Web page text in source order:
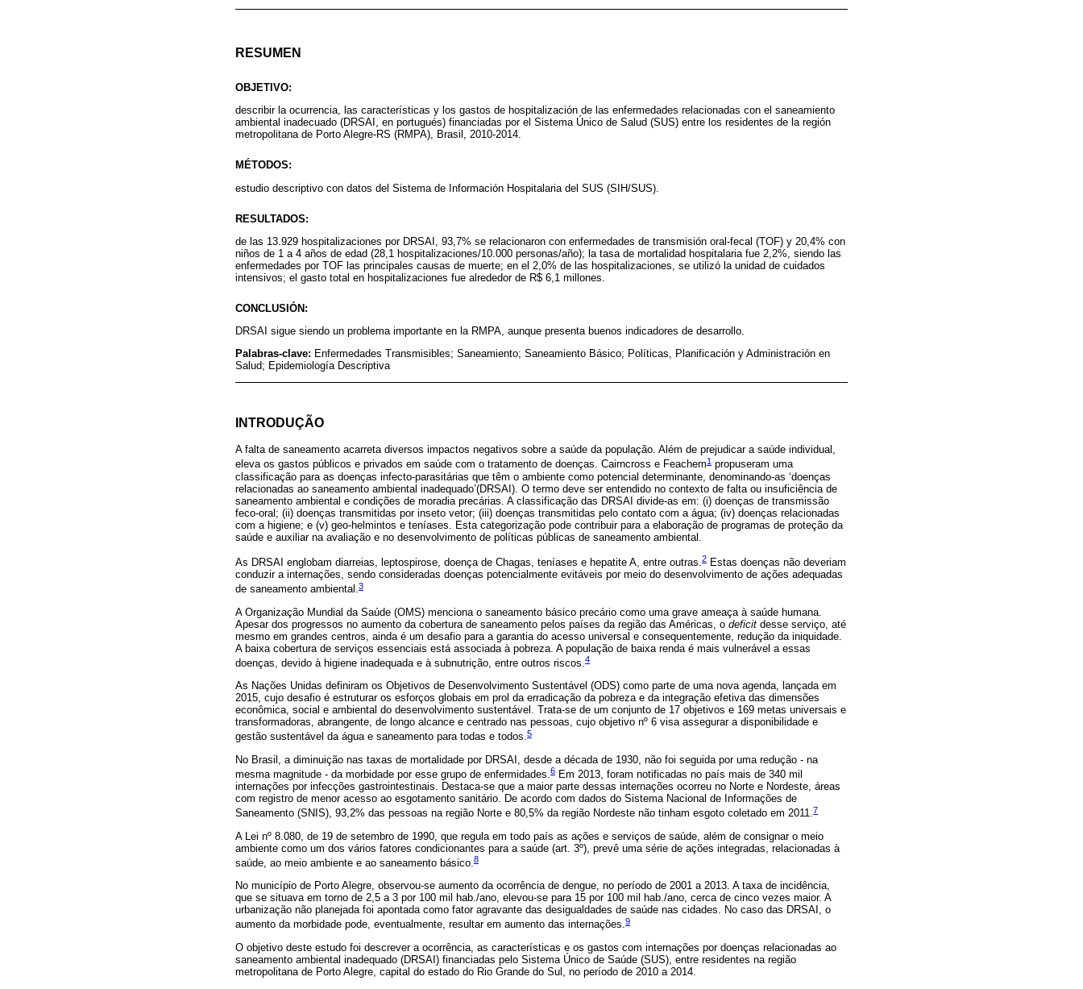
RESUMEN
OBJETIVO:
describir la ocurrencia, las características y los gastos de hospitalización de las enfermedades relacionadas con el saneamiento
ambiental inadecuado (DRSAI, en portugués) financiadas por el Sistema Único de Salud (SUS) entre los residentes de la región
metropolitana de Porto Alegre-RS (RMPA), Brasil, 2010-2014.
MÉTODOS:
estudio descriptivo con datos del Sistema de Información Hospitalaria del SUS (SIH/SUS).
RESULTADOS:
de las 13.929 hospitalizaciones por DRSAI, 93,7% se relacionaron con enfermedades de transmisión oral-fecal (TOF) y 20,4% con
niños de 1 a 4 años de edad (28,1 hospitalizaciones/10.000 personas/año); la tasa de mortalidad hospitalaria fue 2,2%, siendo las
enfermedades por TOF las principales causas de muerte; en el 2,0% de las hospitalizaciones, se utilizó la unidad de cuidados
intensivos; el gasto total en hospitalizaciones fue alrededor de R$ 6,1 millones.
CONCLUSIÓN:
DRSAI sigue siendo un problema importante en la RMPA, aunque presenta buenos indicadores de desarrollo.
Palabras-clave: Enfermedades Transmisibles; Saneamiento; Saneamiento Básico; Políticas, Planificación y Administración en
Salud; Epidemiología Descriptiva
INTRODUÇÃO
A falta de saneamento acarreta diversos impactos negativos sobre a saúde da população. Além de prejudicar a saúde individual,
eleva os gastos públicos e privados em saúde com o tratamento de doenças. Cairncross e Feachem1 propuseram uma
classificação para as doenças infecto-parasitárias que têm o ambiente como potencial determinante, denominando-as ‘doenças
relacionadas ao saneamento ambiental inadequado’(DRSAI). O termo deve ser entendido no contexto de falta ou insuficiência de
saneamento ambiental e condições de moradia precárias. A classificação das DRSAI divide-as em: (i) doenças de transmissão
feco-oral; (ii) doenças transmitidas por inseto vetor; (iii) doenças transmitidas pelo contato com a água; (iv) doenças relacionadas
com a higiene; e (v) geo-helmintos e teníases. Esta categorização pode contribuir para a elaboração de programas de proteção da
saúde e auxiliar na avaliação e no desenvolvimento de políticas públicas de saneamento ambiental.
As DRSAI englobam diarreias, leptospirose, doença de Chagas, teníases e hepatite A, entre outras.2 Estas doenças não deveriam
conduzir a internações, sendo consideradas doenças potencialmente evitáveis por meio do desenvolvimento de ações adequadas
de saneamento ambiental.3
A Organização Mundial da Saúde (OMS) menciona o saneamento básico precário como uma grave ameaça à saúde humana.
Apesar dos progressos no aumento da cobertura de saneamento pelos países da região das Américas, o deficit desse serviço, até
mesmo em grandes centros, ainda é um desafio para a garantia do acesso universal e consequentemente, redução da iniquidade.
A baixa cobertura de serviços essenciais está associada à pobreza. A população de baixa renda é mais vulnerável a essas
doenças, devido à higiene inadequada e à subnutrição, entre outros riscos.4
As Nações Unidas definiram os Objetivos de Desenvolvimento Sustentável (ODS) como parte de uma nova agenda, lançada em
2015, cujo desafio é estruturar os esforços globais em prol da erradicação da pobreza e da integração efetiva das dimensões
econômica, social e ambiental do desenvolvimento sustentável. Trata-se de um conjunto de 17 objetivos e 169 metas universais e
transformadoras, abrangente, de longo alcance e centrado nas pessoas, cujo objetivo nº 6 visa assegurar a disponibilidade e
gestão sustentável da água e saneamento para todas e todos.5
No Brasil, a diminuição nas taxas de mortalidade por DRSAI, desde a década de 1930, não foi seguida por uma redução - na
mesma magnitude - da morbidade por esse grupo de enfermidades.6 Em 2013, foram notificadas no país mais de 340 mil
internações por infecções gastrointestinais. Destaca-se que a maior parte dessas internações ocorreu no Norte e Nordeste, áreas
com registro de menor acesso ao esgotamento sanitário. De acordo com dados do Sistema Nacional de Informações de
Saneamento (SNIS), 93,2% das pessoas na região Norte e 80,5% da região Nordeste não tinham esgoto coletado em 2011.7
A Lei nº 8.080, de 19 de setembro de 1990, que regula em todo país as ações e serviços de saúde, além de consignar o meio
ambiente como um dos vários fatores condicionantes para a saúde (art. 3º), prevê uma série de ações integradas, relacionadas à
saúde, ao meio ambiente e ao saneamento básico.8
No município de Porto Alegre, observou-se aumento da ocorrência de dengue, no período de 2001 a 2013. A taxa de incidência,
que se situava em torno de 2,5 a 3 por 100 mil hab./ano, elevou-se para 15 por 100 mil hab./ano, cerca de cinco vezes maior. A
urbanização não planejada foi apontada como fator agravante das desigualdades de saúde nas cidades. No caso das DRSAI, o
aumento da morbidade pode, eventualmente, resultar em aumento das internações.9
O objetivo deste estudo foi descrever a ocorrência, as características e os gastos com internações por doenças relacionadas ao
saneamento ambiental inadequado (DRSAI) financiadas pelo Sistema Único de Saúde (SUS), entre residentes na região
metropolitana de Porto Alegre, capital do estado do Rio Grande do Sul, no período de 2010 a 2014.